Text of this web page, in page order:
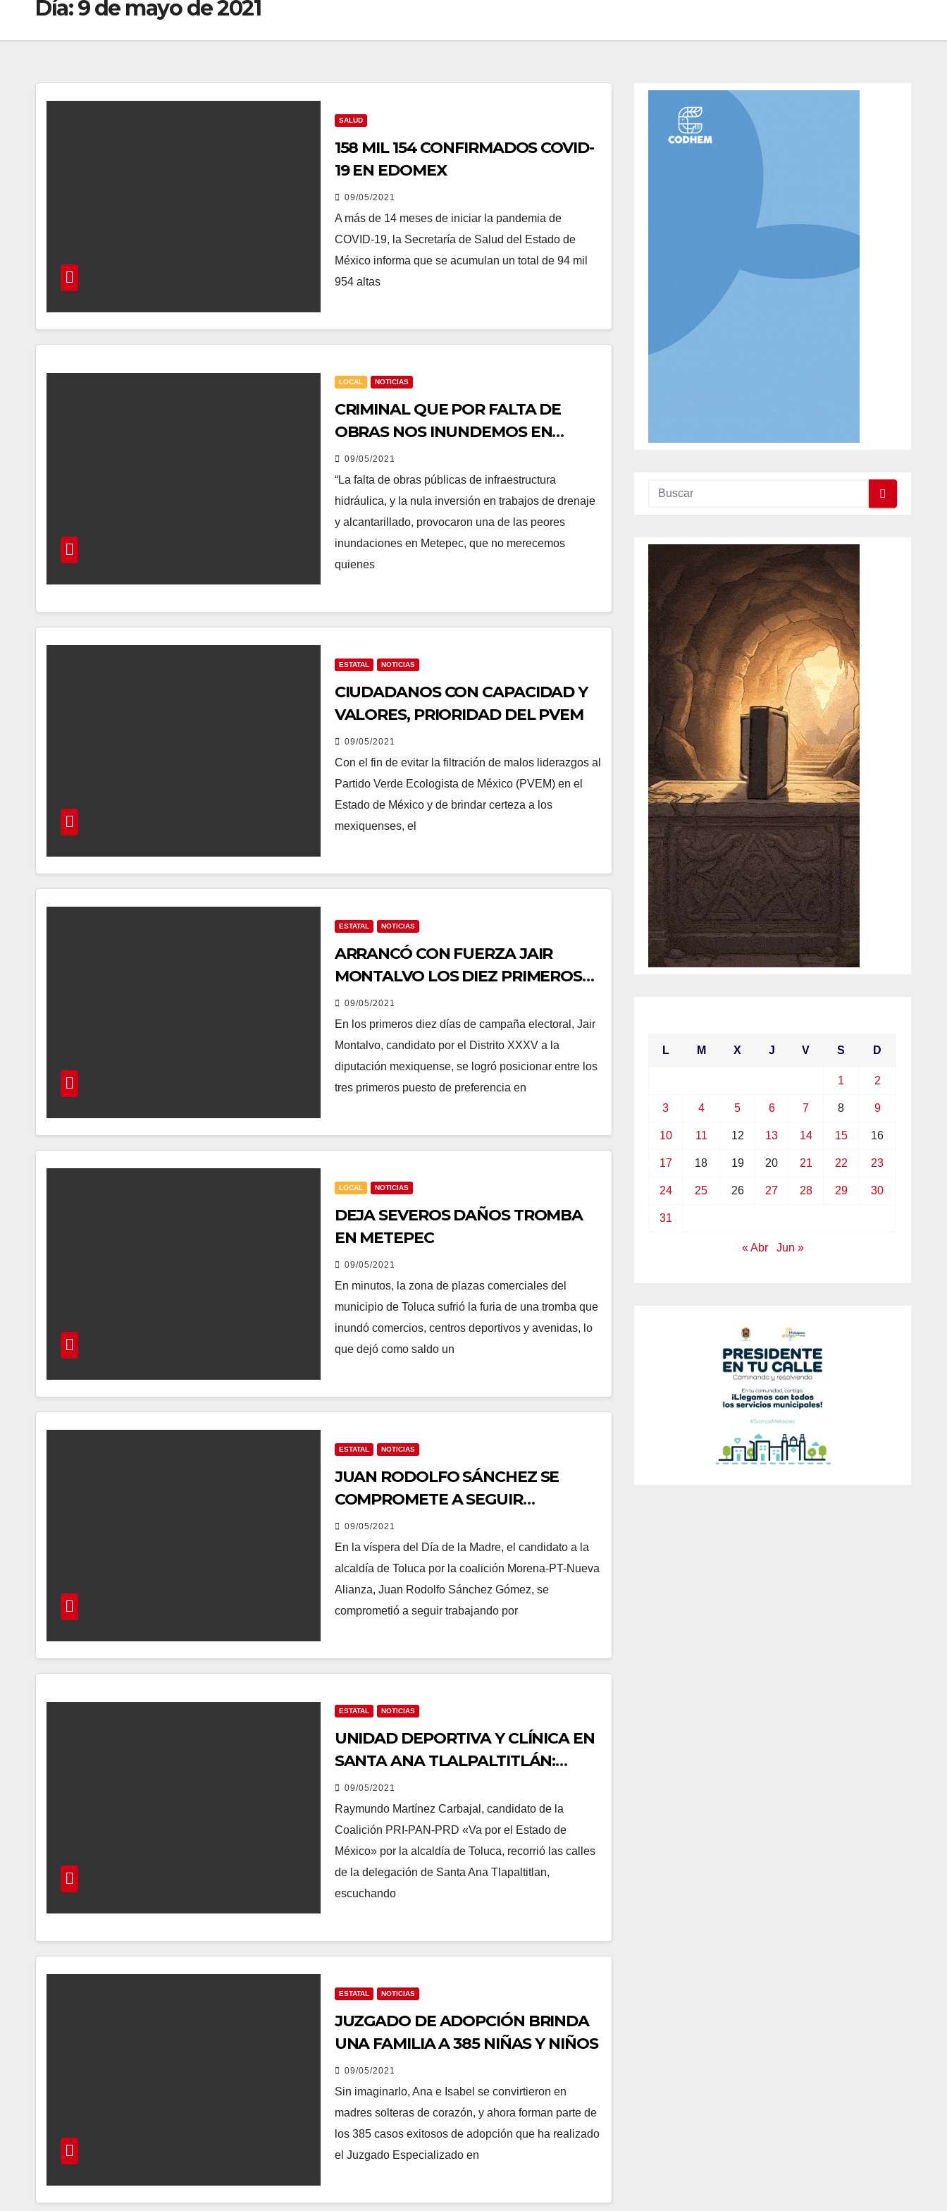
Día:9 de mayo de 2021
SALUD
158 MIL 154 CONFIRMADOS COVID-
19 EN EDOMEX
09/05/2021
A más de 14 meses de iniciar la pandemia de
COVID-19, la Secretaría de Salud del Estado de
México informa que se acumulan un total de 94 mil
954 altas
LOCAL NOTICIAS
CRIMINAL QUE POR FALTA DE
OBRAS NOS INUNDEMOS EN
METEPEC: FERNANDO FLORES.
09/05/2021
“La falta de obras públicas de infraestructura
hidráulica, y la nula inversión en trabajos de drenaje
y alcantarillado, provocaron una de las peores
inundaciones en Metepec, que no merecemos
quienes
ESTATAL NOTICIAS
CIUDADANOS CON CAPACIDAD Y
VALORES, PRIORIDAD DEL PVEM
09/05/2021
Con el fin de evitar la filtración de malos liderazgos al
Partido Verde Ecologista de México (PVEM) en el
Estado de México y de brindar certeza a los
mexiquenses, el
ESTATAL NOTICIAS
ARRANCÓ CON FUERZA JAIR
MONTALVO LOS DIEZ PRIMEROS
DÍAS DE CAMPAÑA
09/05/2021
En los primeros diez días de campaña electoral, Jair
Montalvo, candidato por el Distrito XXXV a la
diputación mexiquense, se logró posicionar entre los
tres primeros puesto de preferencia en
LOCAL NOTICIAS
DEJA SEVEROS DAÑOS TROMBA
EN METEPEC
09/05/2021
En minutos, la zona de plazas comerciales del
municipio de Toluca sufrió la furia de una tromba que
inundó comercios, centros deportivos y avenidas, lo
que dejó como saldo un
ESTATAL NOTICIAS
JUAN RODOLFO SÁNCHEZ SE
COMPROMETE A SEGUIR
TRABAJANDO POR LAS MADRES
DE FAMILIA DE TOLUCA
09/05/2021
En la víspera del Día de la Madre, el candidato a la
alcaldía de Toluca por la coalición Morena-PT-Nueva
Alianza, Juan Rodolfo Sánchez Gómez, se
comprometió a seguir trabajando por
ESTATAL NOTICIAS
UNIDAD DEPORTIVA Y CLÍNICA EN
SANTA ANA TLALPALTITLÁN:
RAYMUNDO MARTÍNEZ
09/05/2021
Raymundo Martínez Carbajal, candidato de la
Coalición PRI-PAN-PRD «Va por el Estado de
México» por la alcaldía de Toluca, recorrió las calles
de la delegación de Santa Ana Tlapaltitlan,
escuchando
ESTATAL NOTICIAS
JUZGADO DE ADOPCIÓN BRINDA
UNA FAMILIA A 385 NIÑAS Y NIÑOS
09/05/2021
Sin imaginarlo, Ana e Isabel se convirtieron en
madres solteras de corazón, y ahora forman parte de
los 385 casos exitosos de adopción que ha realizado
el Juzgado Especializado en
L M X J V S D
1 2
3 4 5 6 7 8 9
10 11 12 13 14 15 16
17 18 19 20 21 22 23
24 25 26 27 28 29 30
31
« Abr Jun »